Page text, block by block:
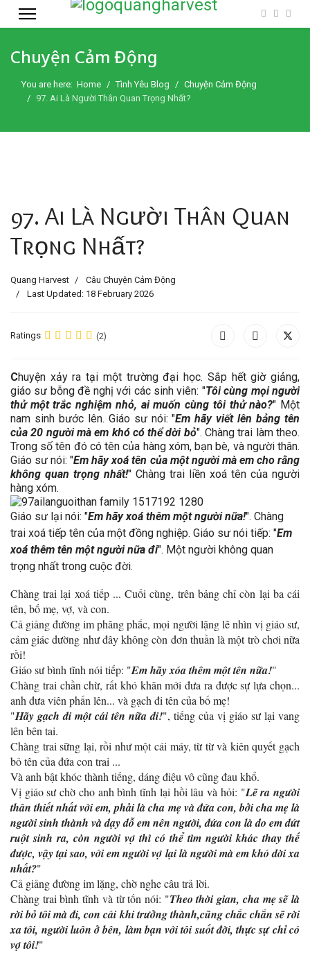
Chuyện Cảm Động
You are here: Home Tình Yêu Blog
Chuyện Cảm Động
97. Ai Là Người Thân Quan Trọng Nhất?
97. Ai Là Người Thân Quan
Trọng Nhất?
Quang Harvest
Câu Chuyện Cảm Động
Last Updated: 18 February 2026
Ratings (2)
Chuyện xảy ra tại một trường đại học. Sắp hết giờ giảng,
giáo sư bỗng đề nghị với các sinh viên: "Tôi cùng mọi người
thử một trắc nghiệm nhỏ, ai muốn cùng tôi thử nào?" Một
nam sinh bước lên. Giáo sư nói: "Em hãy viết lên bảng tên
của 20 người mà em khó có thể dời bỏ". Chàng trai làm theo.
Trong số tên đó có tên của hàng xóm, bạn bè, và người thân.
Giáo sư nói: "Em hãy xoá tên của một người mà em cho rằng
không quan trọng nhất!" Chàng trai liền xoá tên của người
hàng xóm.
Giáo sư lại nói: "Em hãy xoá thêm một người nữa!". Chàng
trai xoá tiếp tên của một đồng nghiệp. Giáo sư nói tiếp: "Em
xoá thêm tên một người nữa đi". Một người không quan
trọng nhất trong cuộc đời.
Chàng trai lại xoá tiếp ... Cuối cùng, trên bảng chỉ còn lại ba cái
tên, bố mẹ, vợ, và con.
Cả giảng đường im phăng phắc, mọi người lặng lẽ nhìn vị giáo sư,
cảm giác dường như đây không còn đơn thuần là một trò chơi nữa
rồi!
Giáo sư bình tĩnh nói tiếp: "Em hãy xóa thêm một tên nữa!"
Chàng trai chần chừ, rất khó khăn mới đưa ra được sự lựa chọn...
anh đưa viên phấn lên... và gạch đi tên của bố mẹ!
"Hãy gạch đi một cái tên nữa đi!", tiếng của vị giáo sư lại vang
lên bên tai.
Chàng trai sững lại, rồi như một cái máy, từ từ và kiên quyết gạch
bỏ tên của đứa con trai ...
Và anh bật khóc thành tiếng, dáng điệu vô cũng đau khổ.
Vị giáo sư chờ cho anh bình tĩnh lại hồi lâu và hỏi: "Lẽ ra người
thân thiết nhất với em, phải là cha mẹ và đứa con, bởi cha mẹ là
người sinh thành và dạy dỗ em nên người, đứa con là do em dứt
ruột sinh ra, còn người vợ thì có thể tìm người khác thay thế
được, vậy tại sao, với em người vợ lại là người mà em khó dời xa
nhất?"
Cả giảng đường im lặng, chờ nghe câu trả lời.
Chàng trai bình tĩnh và từ tốn nói: "Theo thời gian, cha mẹ sẽ là
rời bỏ tôi mà đi, con cái khi trưởng thành,cũng chắc chắn sẽ rời
xa tôi, người luôn ở bên, làm bạn với tôi suốt đời, thực sự chỉ có
vợ tôi!"